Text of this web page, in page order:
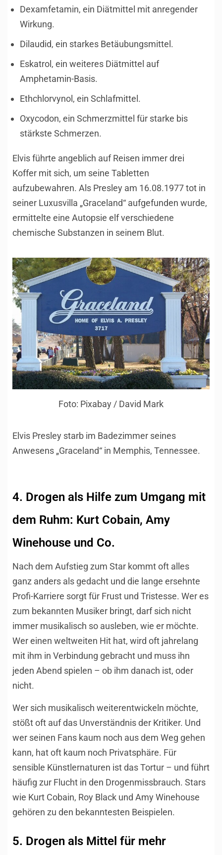
Dexamfetamin, ein Diätmittel mit anregender
Wirkung.
Dilaudid, ein starkes Betäubungsmittel.
Eskatrol, ein weiteres Diätmittel auf
Amphetamin-Basis.
Ethchlorvynol, ein Schlafmittel.
Oxycodon, ein Schmerzmittel für starke bis
stärkste Schmerzen.
Elvis führte angeblich auf Reisen immer drei
Koffer mit sich, um seine Tabletten
aufzubewahren. Als Presley am 16.08.1977 tot in
seiner Luxusvilla „Graceland“ aufgefunden wurde,
ermittelte eine Autopsie elf verschiedene
chemische Substanzen in seinem Blut.
Foto: Pixabay / David Mark
Elvis Presley starb im Badezimmer seines
Anwesens „Graceland“ in Memphis, Tennessee.
4. Drogen als Hilfe zum Umgang mit
dem Ruhm: Kurt Cobain, Amy
Winehouse und Co.
Nach dem Aufstieg zum Star kommt oft alles
ganz anders als gedacht und die lange ersehnte
Profi-Karriere sorgt für Frust und Tristesse. Wer es
zum bekannten Musiker bringt, darf sich nicht
immer musikalisch so ausleben, wie er möchte.
Wer einen weltweiten Hit hat, wird oft jahrelang
mit ihm in Verbindung gebracht und muss ihn
jeden Abend spielen – ob ihm danach ist, oder
nicht.
Wer sich musikalisch weiterentwickeln möchte,
stößt oft auf das Unverständnis der Kritiker. Und
wer seinen Fans kaum noch aus dem Weg gehen
kann, hat oft kaum noch Privatsphäre. Für
sensible Künstlernaturen ist das Tortur – und führt
häufig zur Flucht in den Drogenmissbrauch. Stars
wie Kurt Cobain, Roy Black und Amy Winehouse
gehören zu den bekanntesten Beispielen.
5. Drogen als Mittel für mehr